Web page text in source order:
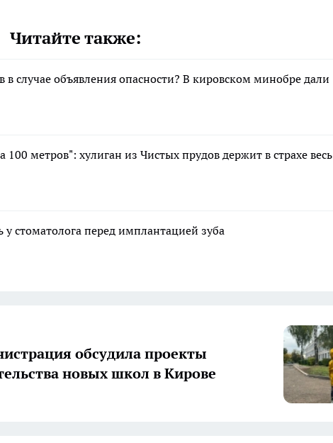
Читайте также:
в случае объявления опасности? В кировском минобре дали
метров": хулиган из Чистых прудов держит в страхе весь
стоматолога перед имплантацией зуба
обсудила проекты
новых школ в Кирове